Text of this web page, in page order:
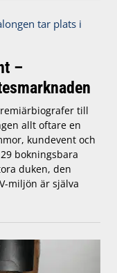
–
till
allt oftare en
kundevent och
bokningsbara
duken, den
miljön är själva